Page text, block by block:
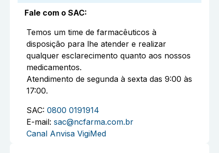
Fale com o SAC:
Temos um time de farmacêuticos à
disposição para lhe atender e realizar
qualquer esclarecimento quanto aos nossos
medicamentos.
Atendimento de segunda à sexta das 9:00 às
17:00.
SAC: 0800 0191914
E-mail: sac@ncfarma.com.br
Canal Anvisa VigiMed